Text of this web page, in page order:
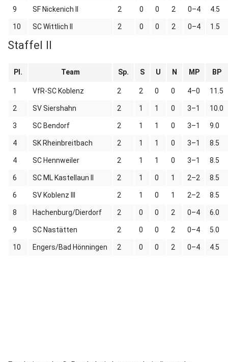
9 SF Nickenich II 2 0 0 2 0–4 4.5
10 SC Wittlich II 2 0 0 2 0–4 1.5
Staffel II
Pl. Team Sp. S U N MP BP
1 VfR-SC Koblenz 2 2 0 0 4–0 11.5
2 SV Siershahn 2 1 1 0 3–1 10.0
3 SC Bendorf 2 1 1 0 3–1 9.0
4 SK Rheinbreitbach 2 1 1 0 3–1 8.5
4 SC Hennweiler 2 1 1 0 3–1 8.5
6 SC ML Kastellaun II 2 1 0 1 2–2 8.5
6 SV Koblenz III 2 1 0 1 2–2 8.5
8 Hachenburg/Dierdorf 2 0 0 2 0–4 6.0
9 SC Nastätten 2 0 0 2 0–4 5.0
10 Engers/Bad Hönningen 2 0 0 2 0–4 4.5